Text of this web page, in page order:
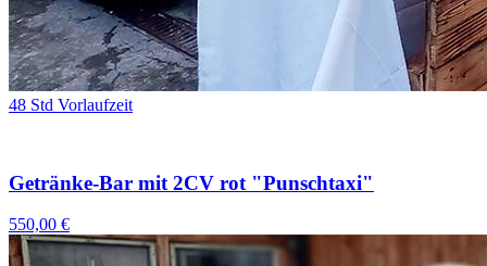
48 Std Vorlaufzeit
Getränke-Bar mit 2CV rot "Punschtaxi"
550,00 €